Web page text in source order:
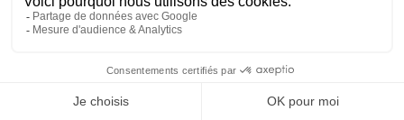
Tapas
Visite de 3 bars
Entrée en boîte
Mon EVG à Barcelone